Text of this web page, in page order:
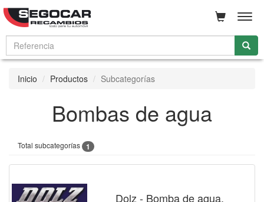
Inicio Productos Subcategorías
Bombas de agua
Total subcategorías 1
Dolz - Bomba de agua.